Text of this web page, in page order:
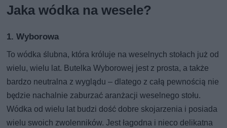
Jaka wódka na wesele?
1. Wyborowa
To wódka ślubna, która króluje na weselnych stołach już od
wielu, wielu lat. Butelka Wyborowej jest z prosta, a także
bardzo neutralna z wyglądu – dlatego z całą pewnością nie
będzie nachalnie zaburzać aranżacji weselnego stołu.
Wódka od wielu lat budzi dość dobre skojarzenia i posiada
wielu swoich zwolenników. Jest łagodna i nieco delikatna